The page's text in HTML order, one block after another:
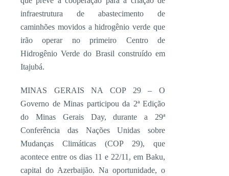
infraestrutura de abastecimento de
caminhões movidos a hidrogênio verde que
irão operar no primeiro Centro de
Hidrogênio Verde do Brasil construído em
Itajubá.
MINAS GERAIS NA COP 29 – O
Governo de Minas participou da 2ª Edição
do Minas Gerais Day, durante a 29ª
Conferência das Nações Unidas sobre
Mudanças Climáticas (COP 29), que
acontece entre os dias 11 e 22/11, em Baku,
capital do Azerbaijão. Na oportunidade, o